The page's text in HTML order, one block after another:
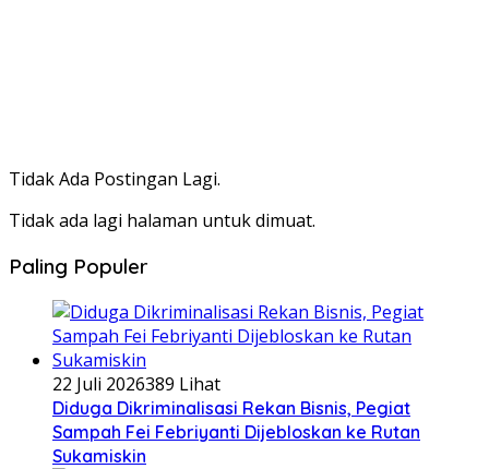
Tidak Ada Postingan Lagi.
Tidak ada lagi halaman untuk dimuat.
Paling Populer
22 Juli 2026389 Lihat
Diduga Dikriminalisasi Rekan Bisnis, Pegiat
Sampah Fei Febriyanti Dijebloskan ke Rutan
Sukamiskin